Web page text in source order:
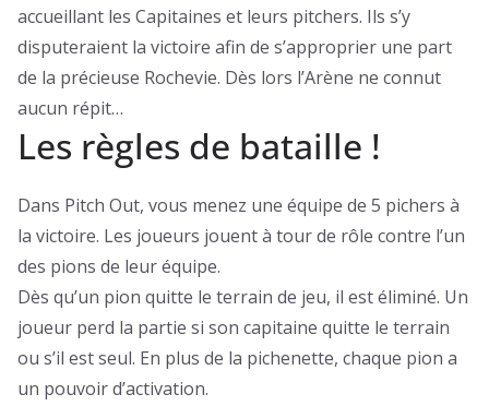
accueillant les Capitaines et leurs pitchers. Ils s’y
disputeraient la victoire afin de s’approprier une part
de la précieuse Rochevie. Dès lors l’Arène ne connut
aucun répit…
Les règles de bataille !
Dans Pitch Out, vous menez une équipe de 5 pichers à
la victoire. Les joueurs jouent à tour de rôle contre l’un
des pions de leur équipe.
Dès qu’un pion quitte le terrain de jeu, il est éliminé. Un
joueur perd la partie si son capitaine quitte le terrain
ou s’il est seul. En plus de la pichenette, chaque pion a
un pouvoir d’activation.